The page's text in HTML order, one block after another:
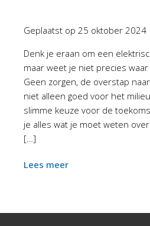
Geplaatst op 25 oktober 2024
Denk je eraan om een
maar weet je niet precies
Geen zorgen, de overstap
niet alleen goed voor het
slimme keuze voor de
je alles wat je moet weten
[…]
Lees meer